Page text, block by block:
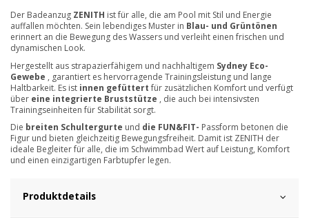
Der Badeanzug ZENITH ist für alle, die am Pool mit Stil und Energie
auffallen möchten. Sein lebendiges Muster in Blau- und Grüntönen
erinnert an die Bewegung des Wassers und verleiht einen frischen und
dynamischen Look.
Hergestellt aus strapazierfähigem und nachhaltigem Sydney Eco-
Gewebe , garantiert es hervorragende Trainingsleistung und lange
Haltbarkeit. Es ist innen gefüttertfür zusätzlichen Komfort und verfügt
über eine integrierte Bruststütze , die auch bei intensivsten
Trainingseinheiten für Stabilität sorgt.
Die breiten Schultergurte und die FUN&FIT- Passform betonen die
Figur und bieten gleichzeitig Bewegungsfreiheit. Damit ist ZENITH der
ideale Begleiter für alle, die im Schwimmbad Wert auf Leistung, Komfort
und einen einzigartigen Farbtupfer legen.
Produktdetails